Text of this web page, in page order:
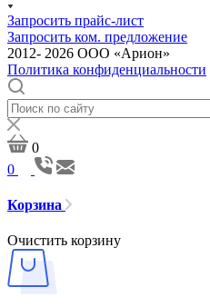
Запросить прайс-лист
Запросить ком. предложение
2012- 2026 ООО «Арион»
Политика конфиденциальности
0
0
Корзина
Очистить корзину